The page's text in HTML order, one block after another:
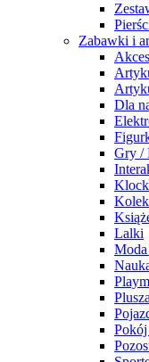
Zabawki i
Dla
Gry /
Lalki